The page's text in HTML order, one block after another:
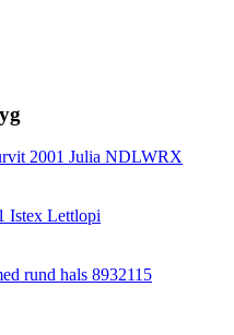
Julia NDLWRX
Istex Lettlopi